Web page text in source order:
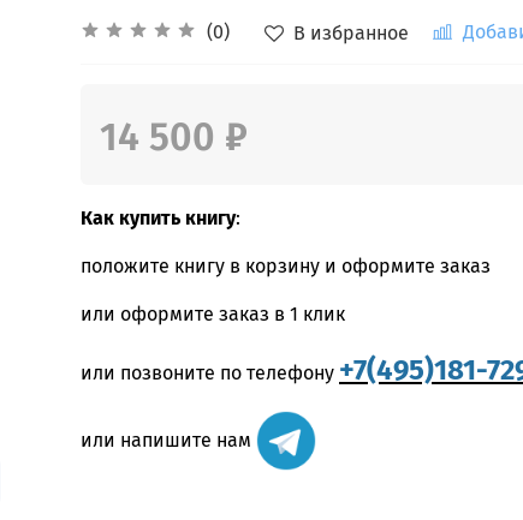
(0) В избранное
14 500 ₽
Как купить книгу:
положите книгу в корзину и оформите заказ
или оформите заказ в 1 клик
или позвоните по телефону +7(495)181-
или напишите нам